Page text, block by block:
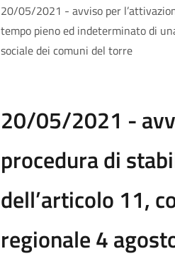
20/05/2021 - avviso per
tempo pieno ed indeterminato di
sociale dei comuni del torre
20/05/2021 -
procedura di
dell’articolo 11,
regionale 4